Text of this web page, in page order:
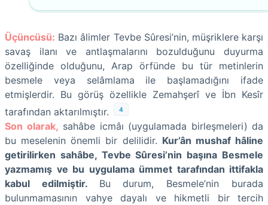
Üçüncüsü: Bazı âlimler Tevbe Sûresi’nin, müşriklere karşı
savaş ilanı ve antlaşmalarını bozulduğunu duyurma
özelliğinde olduğunu, Arap örfünde bu tür metinlerin
besmele veya selâmlama ile başlamadığını ifade
etmişlerdir. Bu görüş özellikle Zemahşerî ve İbn Kesîr
tarafından aktarılmıştır.
4
Son olarak, sahâbe icmâı (uygulamada birleşmeleri) da
bu meselenin önemli bir delilidir. Kur’ân mushaf hâline
getirilirken sahâbe, Tevbe Sûresi’nin başına Besmele
yazmamış ve bu uygulama ümmet tarafından ittifakla
kabul edilmiştir. Bu durum, Besmele’nin burada
bulunmamasının vahye dayalı ve hikmetli bir tercih